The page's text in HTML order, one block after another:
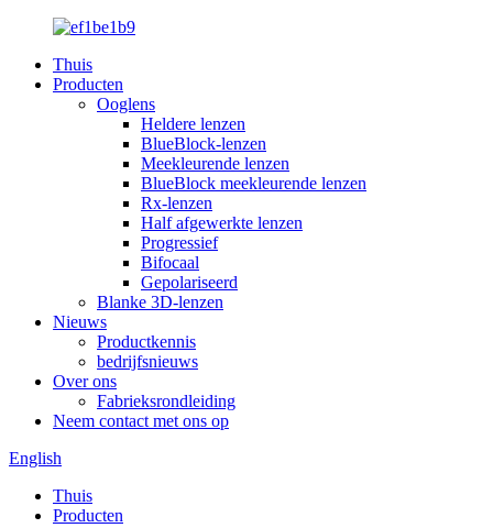
Thuis
Producten
Ooglens
Heldere lenzen
BlueBlock-lenzen
Meekleurende lenzen
BlueBlock meekleurende lenzen
Rx-lenzen
Half afgewerkte lenzen
Progressief
Bifocaal
Gepolariseerd
Blanke 3D-lenzen
Nieuws
Productkennis
bedrijfsnieuws
Over ons
Fabrieksrondleiding
Neem contact met ons op
English
Thuis
Producten